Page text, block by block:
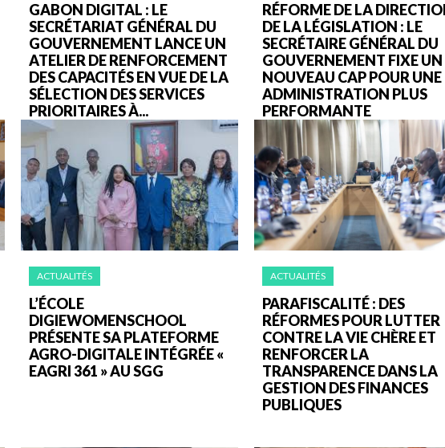
GABON DIGITAL : LE
SECRÉTARIAT GÉNÉRAL DU
GOUVERNEMENT LANCE UN
ATELIER DE RENFORCEMENT
DES CAPACITÉS EN VUE DE LA
SÉLECTION DES SERVICES
PRIORITAIRES À...
RÉFORME DE LA
DE LA LÉGISLATION : LE
SECRÉTAIRE GÉNÉRAL DU
GOUVERNEMENT FIXE UN
NOUVEAU CAP POUR UNE
ADMINISTRATION PLUS
PERFORMANTE
ACTUALITÉS
L’ÉCOLE
DIGIEWOMENSCHOOL
PRÉSENTE SA PLATEFORME
AGRO-DIGITALE INTÉGRÉE «
EAGRI 361 » AU SGG
ACTUALITÉS
PARAFISCALITÉ : DES
RÉFORMES POUR LUTTER
CONTRE LA VIE CHÈRE ET
RENFORCER LA
TRANSPARENCE DANS LA
GESTION DES FINANCES
PUBLIQUES